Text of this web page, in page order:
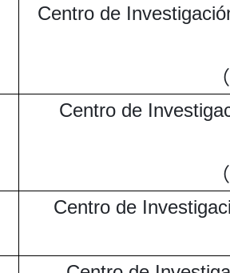
Centro de
Centro de
Centro de